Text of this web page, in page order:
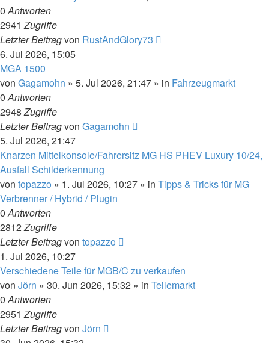
0Antworten
2941Zugriffe
Letzter Beitragvon RustAndGlory73
6. Jul 2026, 15:05
MGA 1500
von Gagamohn » 5. Jul 2026, 21:47 » in Fahrzeugmarkt
0Antworten
2948Zugriffe
Letzter Beitragvon Gagamohn
5. Jul 2026, 21:47
Knarzen Mittelkonsole/Fahrersitz MG HS PHEV Luxury 10/24,
Ausfall Schilderkennung
von topazzo » 1. Jul 2026, 10:27 » in Tipps & Tricks für MG
Verbrenner / Hybrid / Plugin
0Antworten
2812Zugriffe
Letzter Beitragvon topazzo
1. Jul 2026, 10:27
Verschiedene Teile für MGB/C zu verkaufen
von Jörn » 30. Jun 2026, 15:32 » in Teilemarkt
0Antworten
2951Zugriffe
Letzter Beitragvon Jörn